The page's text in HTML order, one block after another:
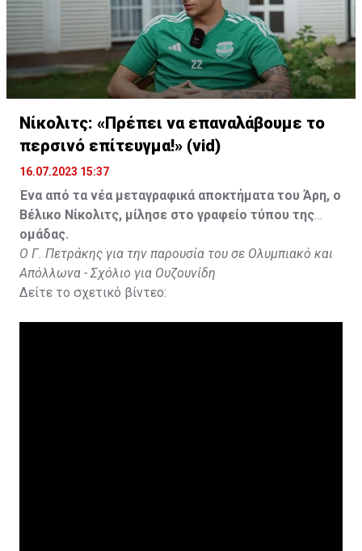
Νίκολιτς: «Πρέπει να επαναλάβουμε το
περσινό επίτευγμα!» (vid)
16.07.2023 15:37
Ένα από τα νέα μεταγραφικά αποκτήματα του Άρη, ο
Βέλικο Νίκολιτς, μίλησε στο γραφείο τύπου της
ομάδας.
Ο Γ. Πετράκης για την παρουσία του σε Ολυμπιακό και
Απόλλωνα - Σχόλιο για Ουζουνίδη
Δείτε το σχετικό βίντεο: